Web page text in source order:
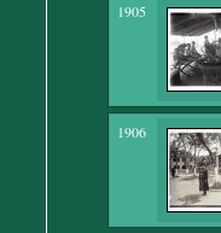
1905
1906